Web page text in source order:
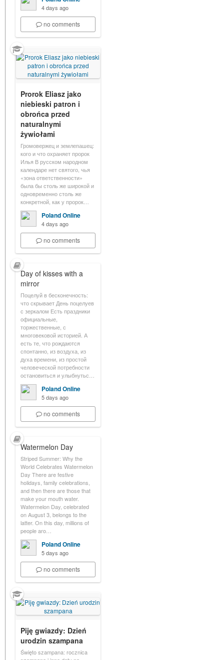
4 days ago
no comments
Prorok Eliasz jako
niebieski patron i
obrońca przed
naturalnymi
żywiołami
Громовержец и землепашец:
кого и что охраняет пророк
Илья В русском народном
календаре нет святого, чья
«зона ответственности»
была бы столь же широкой и
одновременно столь же
конкретной, как у пророк…
Poland Online
4 days ago
no comments
Day of kisses with a
mirror
Поцелуй в бесконечность:
что скрывает День поцелуев
с зеркалом Есть праздники
официальные,
торжественные, с
многовековой историей. А
есть те, что рождаются
спонтанно, из воздуха, из
духа времени, из простой
человеческой потребности
остановиться и улыбнутьс…
Poland Online
5 days ago
no comments
Watermelon Day
Striped Summer: Why the
World Celebrates Watermelon
Day There are festive
holidays, family celebrations,
and then there are those that
make your mouth water.
Watermelon Day, celebrated
on August 3, belongs to the
latter. On this day, millions of
people aro…
Poland Online
5 days ago
no comments
Piję gwiazdy: Dzień
urodzin szampana
Święto szampana: rocznica